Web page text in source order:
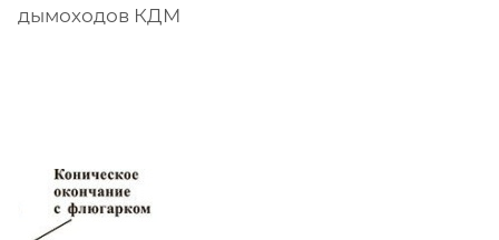
дымоходов КДМ